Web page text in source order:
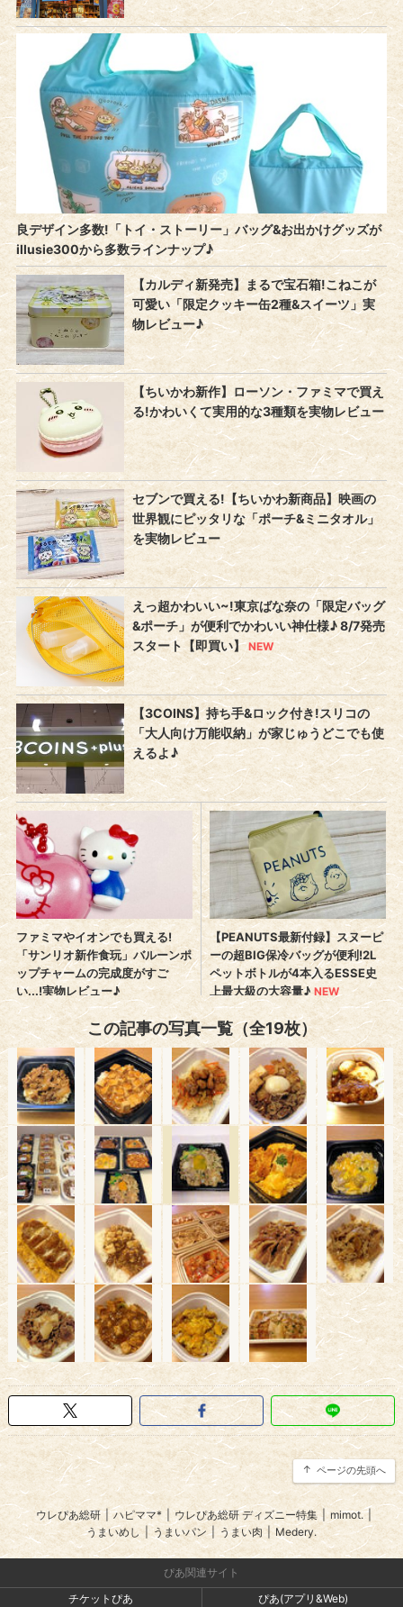
この記事の写真一覧（全19枚）
ページの先頭へ
ウレぴあ総研 | ハピママ* ウレぴあ総研 ディズニー特集 | mimot. |
うまいめし
うまいパン | うまい肉 | Medery.
ぴあ関連サイト
チケットぴあ
ぴあ(アプリ&Web)